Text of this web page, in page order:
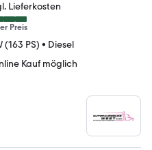
Lieferkosten
Preis
(163 PS) • Diesel
Kauf möglich